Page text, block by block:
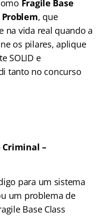
Fragile Base
, que
na vida real quando a
os pilares, aplique
SOLID e
tanto no concurso
Criminal –
para um sistema
um problema de
Base Class